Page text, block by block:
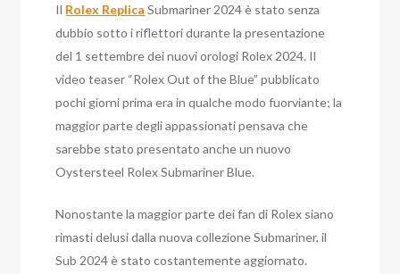
Il Rolex Replica Submariner 2024 è stato senza
dubbio sotto i riflettori durante la presentazione
del 1 settembre dei nuovi orologi Rolex 2024. Il
video teaser “Rolex Out of the Blue” pubblicato
pochi giorni prima era in qualche modo fuorviante; la
maggior parte degli appassionati pensava che
sarebbe stato presentato anche un nuovo
Oystersteel Rolex Submariner Blue.
Nonostante la maggior parte dei fan di Rolex siano
rimasti delusi dalla nuova collezione Submariner, il
Sub 2024 è stato costantemente aggiornato.